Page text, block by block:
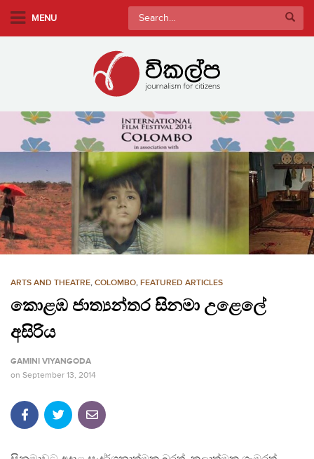
m
i
c
o
n
t
e
MENU
Search
for:
ARTS AND THEATRE, COLOMBO, FEATURED ARTICLES
කොළඹ ජාත්‍යන්තර සිනමා උළෙලේ
අසිරිය
GAMINI VIYANGODA
on September 13, 2014